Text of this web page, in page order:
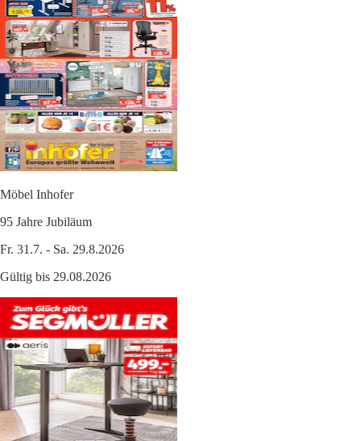
Möbel Inhofer
95 Jahre Jubiläum
Fr. 31.7. - Sa. 29.8.2026
Gültig bis 29.08.2026